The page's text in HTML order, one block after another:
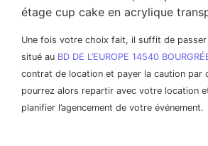
étage cup cake en acrylique
Une fois votre choix fait, il suffit de
situé au BD DE L’EUROPE 14540
contrat de location et payer la caution par
pourrez alors repartir avec votre location
planifier l’agencement de votre événement.